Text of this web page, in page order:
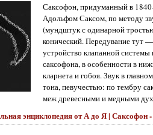
Саксофон, придуманный в
Адольфом Саксом, по методу
(мундштук с одинарной
конический. Передувание тут
устройство клапанной системы
саксофона, в особенности в
кларнета и гобоя. Звук в
тона, певучестью: по тембру
меж древесными и медными
энциклопедия от А до Я | Саксофон